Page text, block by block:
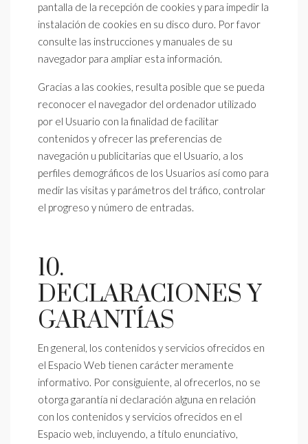
pantalla de la recepción de cookies y para impedir la
instalación de cookies en su disco duro. Por favor
consulte las instrucciones y manuales de su
navegador para ampliar esta información.
Gracias a las cookies, resulta posible que se pueda
reconocer el navegador del ordenador utilizado
por el Usuario con la finalidad de facilitar
contenidos y ofrecer las preferencias de
navegación u publicitarias que el Usuario, a los
perfiles demográficos de los Usuarios así como para
medir las visitas y parámetros del tráfico, controlar
el progreso y número de entradas.
10.
DECLARACIONES Y
GARANTÍAS
En general, los contenidos y servicios ofrecidos en
el Espacio Web tienen carácter meramente
informativo. Por consiguiente, al ofrecerlos, no se
otorga garantía ni declaración alguna en relación
con los contenidos y servicios ofrecidos en el
Espacio web, incluyendo, a título enunciativo,